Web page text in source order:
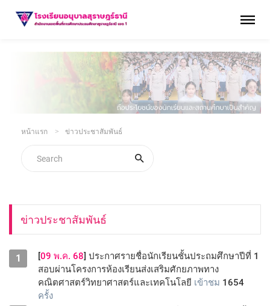
หน้าแรก ข่าวประชาสัมพันธ์
ข่าวประชาสัมพันธ์
1 [09 พ.ค. 68] ประกาศรายชื่อนักเรียนชั้นประถมศึกษาปีที่ 1
สอบผ่านโครงการห้องเรียนส่งเสริมศักยภาพทาง
คณิตศาสตร์วิทยาศาสตร์และเทคโนโลยี เข้าชม 1654
ครั้ง